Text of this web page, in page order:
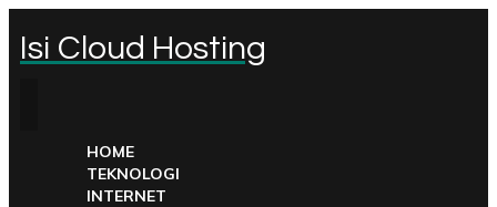
Isi Cloud Hosting
HOME
TEKNOLOGI
INTERNET